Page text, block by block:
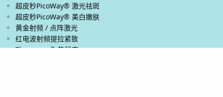
超皮秒PicoWay® 激光祛斑
超皮秒PicoWay® 美白嫩肤
黄金射频 / 点阵激光
红电波射频提拉紧致
Thermage® 热玛吉